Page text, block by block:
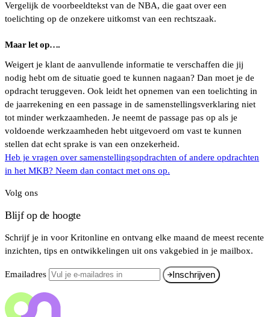
Vergelijk de voorbeeldtekst van de NBA, die gaat over een
toelichting op de onzekere uitkomst van een rechtszaak.
Maar let op….
Weigert je klant de aanvullende informatie te verschaffen die jij
nodig hebt om de situatie goed te kunnen nagaan? Dan moet je de
opdracht teruggeven. Ook leidt het opnemen van een toelichting in
de jaarrekening en een passage in de samenstellingsverklaring niet
tot minder werkzaamheden. Je neemt de passage pas op als je
voldoende werkzaamheden hebt uitgevoerd om vast te kunnen
stellen dat echt sprake is van een onzekerheid.
Heb je vragen over samenstellingsopdrachten of andere opdrachten
in het MKB? Neem dan contact met ons op.
Volg ons
Blijf op de hoogte
Schrijf je in voor Kritonline en ontvang elke maand de meest recente
inzichten, tips en ontwikkelingen uit ons vakgebied in je mailbox.
Emailadres Inschrijven